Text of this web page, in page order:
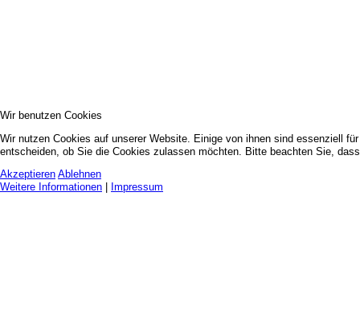
Wir benutzen Cookies
Wir nutzen Cookies auf unserer Website. Einige von ihnen sind essenziell
entscheiden, ob Sie die Cookies zulassen möchten. Bitte beachten Sie,
Akzeptieren Ablehnen
Weitere Informationen
Impressum